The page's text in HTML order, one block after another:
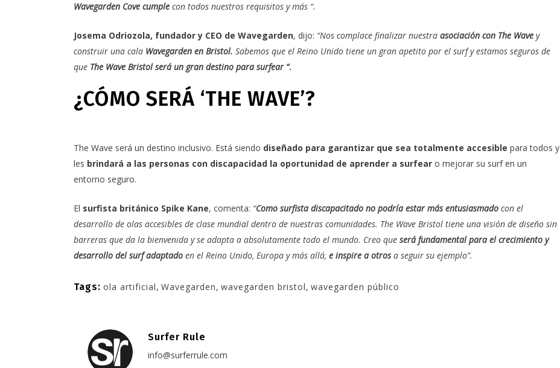
Wavegarden Cove cumple con todos nuestros requisitos y más “.
Josema Odriozola, fundador y CEO de Wavegarden, dijo: “Nos complace finalizar nuestra asociación con The Wave y
construir una cala Wavegarden en Bristol. Sabemos que el Reino Unido tiene un gran apetito por el surf y estamos seguros de
que The Wave Bristol será un gran destino para surfear “.
¿CÓMO SERÁ ‘THE WAVE’?
The Wave será un destino inclusivo. Está siendo diseñado para garantizar que sea totalmente accesible para todos y
les brindará a las personas con discapacidad la oportunidad de aprender a surfear o mejorar su surf en un
entorno seguro.
El surfista británico Spike Kane, comenta: “Como surfista discapacitado no podría estar más entusiasmado con el
desarrollo de olas accesibles de clase mundial dentro de nuestras comunidades. The Wave Bristol tiene una visión de diseño sin
barreras que da la bienvenida y se adapta a absolutamente todo el mundo. Creo que será fundamental para el crecimiento y
desarrollo del surf adaptado en el Reino Unido, Europa y más allá, e inspire a otrosa seguir su ejemplo”.
Tags: ola artificial, Wavegarden, wavegarden bristol, wavegarden público
Surfer Rule
info@surferrule.com